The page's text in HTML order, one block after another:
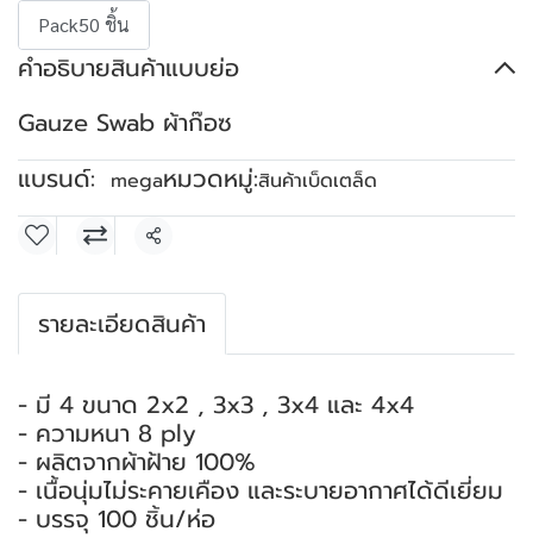
Pack50 ชิ้น
คำอธิบายสินค้าแบบย่อ
Gauze Swab ผ้าก๊อซ
แบรนด์:
megaหมวดหมู่:สินค้าเบ็ดเตล็ด
แชร์
รายละเอียดสินค้า
- มี 4 ขนาด 2x2 , 3x3 , 3x4 และ 4x4
- ความหนา 8 ply
- ผลิตจากผ้าฝ้าย 100%
- เนื้อนุ่มไม่ระคายเคือง และระบายอากาศได้ดีเยี่ยม
- บรรจุ 100 ชิ้น/ห่อ